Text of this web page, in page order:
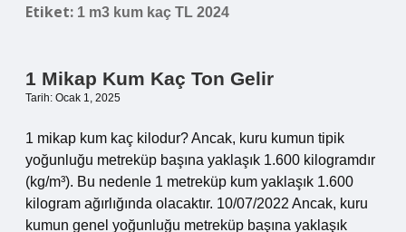
Etiket: 1 m3 kum kaç TL 2024
1 Mikap Kum Kaç Ton Gelir
Tarih: Ocak 1, 2025
1 mikap kum kaç kilodur? Ancak, kuru kumun tipik
yoğunluğu metreküp başına yaklaşık 1.600 kilogramdır
(kg/m³). Bu nedenle 1 metreküp kum yaklaşık 1.600
kilogram ağırlığında olacaktır. 10/07/2022 Ancak, kuru
kumun genel yoğunluğu metreküp başına yaklaşık